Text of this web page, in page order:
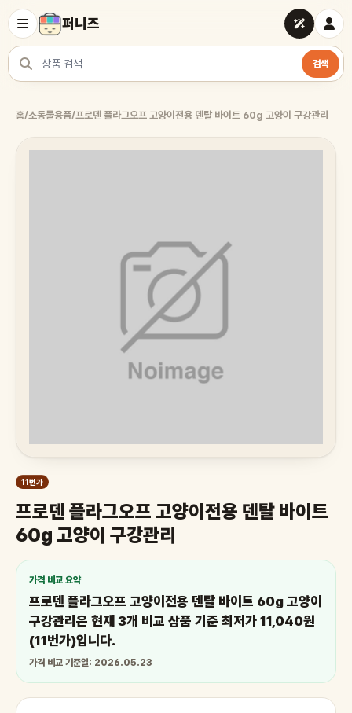
퍼니즈
상품 검색
검색
홈/소동물용품/프로덴 플라그오프 고양이전용 덴탈 바이트 60g 고양이 구강관리
11번가
프로덴 플라그오프 고양이전용 덴탈 바이트
60g 고양이 구강관리
가격 비교 요약
프로덴 플라그오프 고양이전용 덴탈 바이트 60g 고양이
구강관리은 현재 3개 비교 상품 기준 최저가 11,040원
(11번가)입니다.
가격 비교 기준일: 2026.05.23